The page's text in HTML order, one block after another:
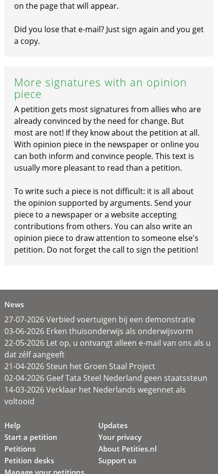
on the page that will appear.
Did you lose that e-mail? Just sign again and you get
a copy.
More signatures with an opinion
piece
A petition gets most signatures from allies who are
already convinced by the need for change. But
most are not! If they know about the petition at all.
With opinion piece in the newspaper or online you
can both inform and convince people. This text is
usually more pleasant to read than a petition.
To write such a piece is not difficult: it is all about
the opinion supported by arguments. Send your
piece to a newspaper or a website accepting
contributions from others. You can also write an
opinion piece to draw attention to someone else's
petition. Do not forget the call to sign the petition!
News
27-07-2026 Verbied voertuigen bij een demonstratie
03-06-2026 Erken thuisonderwijs als onderwijsvorm
22-05-2026 Let op, u ontvangt alleen e-mail van ons als u
dat zélf aangeeft
21-04-2026 Steun het Groen Staal Project
02-04-2026 Geef Tata Steel Nederland geen staatssteun
14-03-2026 Verklaar het Nederlands wegennet als
voltooid
Help
Start a petition
Petitions
Petition desks
Manage your petitions
Updates
Your privacy
About Petities.nl
Support us